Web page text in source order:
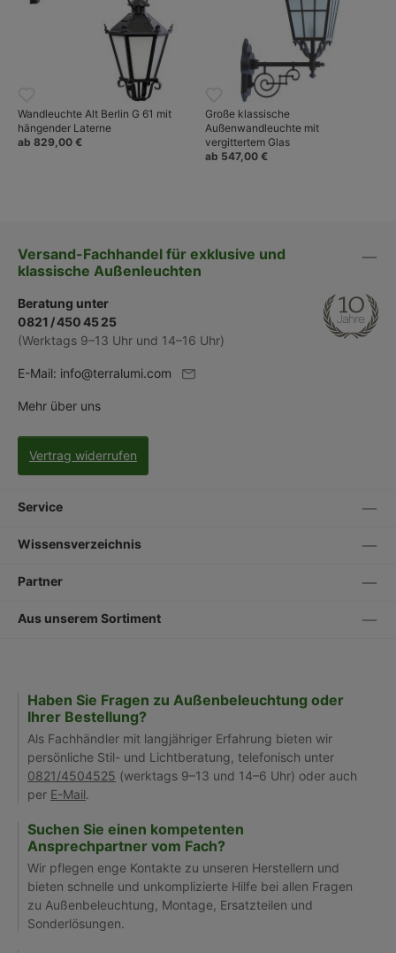
Wandleuchte Alt Berlin G 61 mit
hängender Laterne
ab 829,00 €
Große klassische
Außenwandleuchte mit
vergittertem Glas
ab 547,00 €
Versand-Fachhandel für exklusive und
klassische Außenleuchten
Beratung unter
0821 / 450 45 25
(Werktags 9–13 Uhr und 14–16 Uhr)
E-Mail: info@terralumi.com
Mehr über uns
Vertrag widerrufen
Service
Wissensverzeichnis
Partner
Aus unserem Sortiment
Haben Sie Fragen zu Außenbeleuchtung oder
Ihrer Bestellung?
Als Fachhändler mit langjähriger Erfahrung bieten wir
persönliche Stil- und Lichtberatung, telefonisch unter
0821/4504525 (werktags 9–13 und 14–6 Uhr) oder auch
per E-Mail.
Suchen Sie einen kompetenten
Ansprechpartner vom Fach?
Wir pflegen enge Kontakte zu unseren Herstellern und
bieten schnelle und unkomplizierte Hilfe bei allen Fragen
zu Außenbeleuchtung, Montage, Ersatzteilen und
Sonderlösungen.